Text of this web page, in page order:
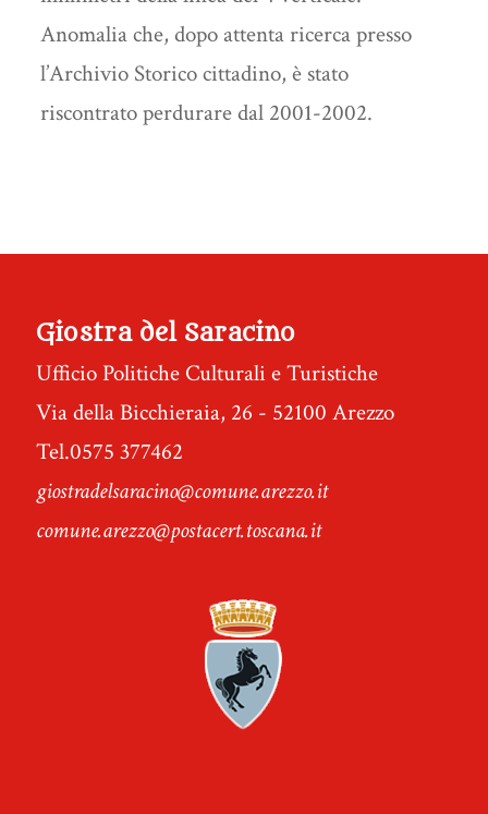
Anomalia che, dopo attenta ricerca presso
l’Archivio Storico cittadino, è stato
riscontrato perdurare dal 2001-2002.
Giostra del Saracino
Ufficio Politiche Culturali e Turistiche
Via della Bicchieraia, 26 - 52100 Arezzo
Tel.0575 377462
giostradelsaracino@comune.arezzo.it
comune.arezzo@postacert.toscana.it